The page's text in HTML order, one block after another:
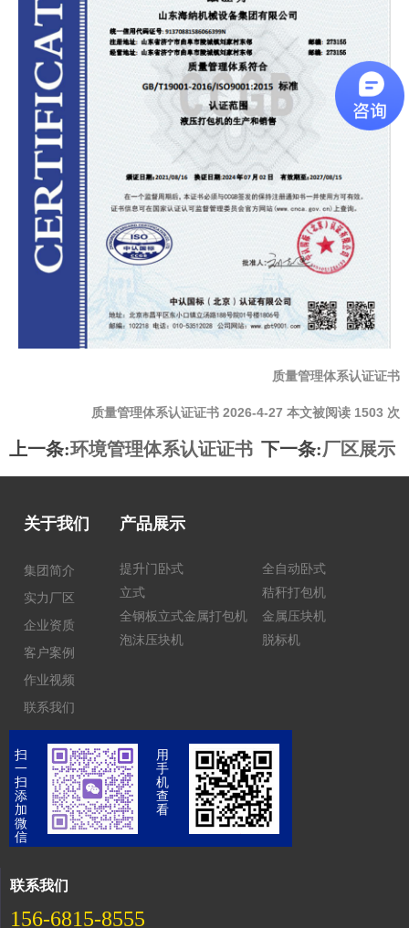
质量管理体系认证证书
质量管理体系认证证书 2026-4-27 本文被阅读 1503 次
上一条:环境管理体系认证证书 下一条:厂区展示
关于我们
集团简介
实力厂区
企业资质
客户案例
作业视频
联系我们
产品展示
提升门卧式
全自动卧式
立式
秸秆打包机
全钢板立式金属打包机
金属压块机
泡沫压块机
脱标机
扫
一
扫
添
加
微
信
用
手
机
查
看
联系我们
156-6815-8555